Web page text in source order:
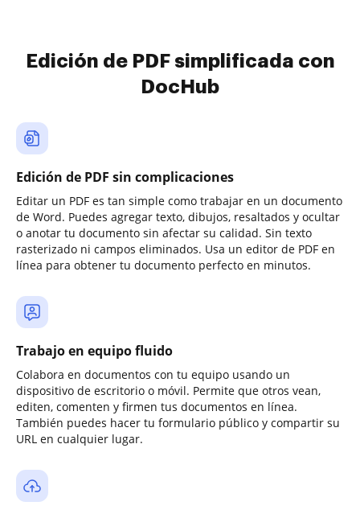
Edición de PDF simplificada con
DocHub
Edición de PDF sin complicaciones
Editar un PDF es tan simple como trabajar en un documento
de Word. Puedes agregar texto, dibujos, resaltados y ocultar
o anotar tu documento sin afectar su calidad. Sin texto
rasterizado ni campos eliminados. Usa un editor de PDF en
línea para obtener tu documento perfecto en minutos.
Trabajo en equipo fluido
Colabora en documentos con tu equipo usando un
dispositivo de escritorio o móvil. Permite que otros vean,
editen, comenten y firmen tus documentos en línea.
También puedes hacer tu formulario público y compartir su
URL en cualquier lugar.